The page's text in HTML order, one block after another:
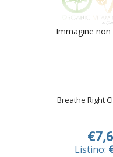
Immagine non
Breathe Right
Listino: